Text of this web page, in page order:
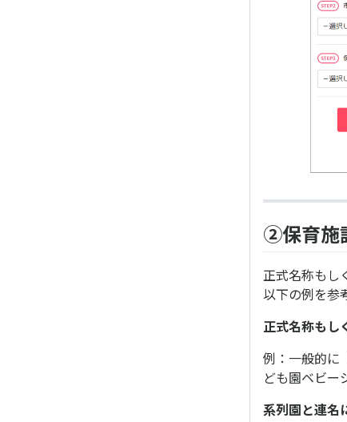
②保育施
正式名称もし
以下の例を参
正式名称もし
例：一般的に
ども園ベビー
系列園と連名